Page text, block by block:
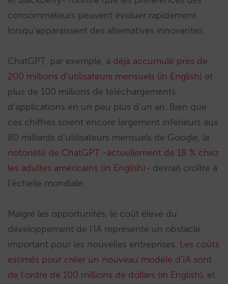
consommateurs peuvent évoluer rapidement
lorsqu’apparaissent des alternatives innovantes.
ChatGPT, par exemple, a déjà accumulé près de
200 millions d’utilisateurs mensuels (in English) et
plus de 100 millions de téléchargements
d’applications en un peu plus d’un an. Bien que
ces chiffres soient encore largement inférieurs aux
80 milliards d’utilisateurs mensuels de Google, la
notoriété de ChatGPT -actuellement de 18 % chez
les adultes américains (in English)- devrait croître à
l’échelle mondiale.
Malgré les opportunités, le coût élevé du
développement de l’IA représente un obstacle
important pour les nouvelles entreprises. Les coûts
estimés pour créer un nouveau modèle d’IA sont
de l’ordre de 100 millions de dollars (in English), et